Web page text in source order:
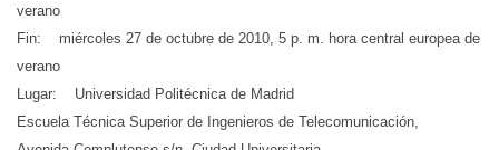
verano
Fin: miércoles 27 de octubre de 2010, 5 p. m. hora central europea de
verano
Lugar: Universidad Politécnica de Madrid
Escuela Técnica Superior de Ingenieros de Telecomunicación,